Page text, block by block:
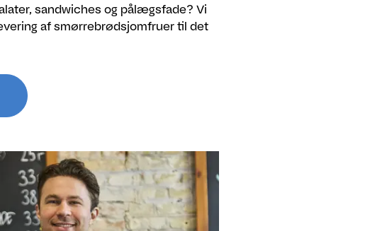
sandwiches og pålægsfade? Vi
af smørrebrødsjomfruer til det